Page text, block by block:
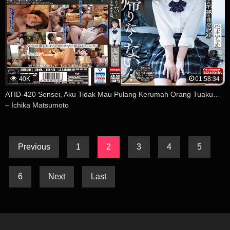
40K 01:58:34
ATID-420 Sensei, Aku Tidak Mau Pulang Kerumah Orang Tuaku…
– Ichika Matsumoto
Previous 1 2 3 4 5
6 Next Last